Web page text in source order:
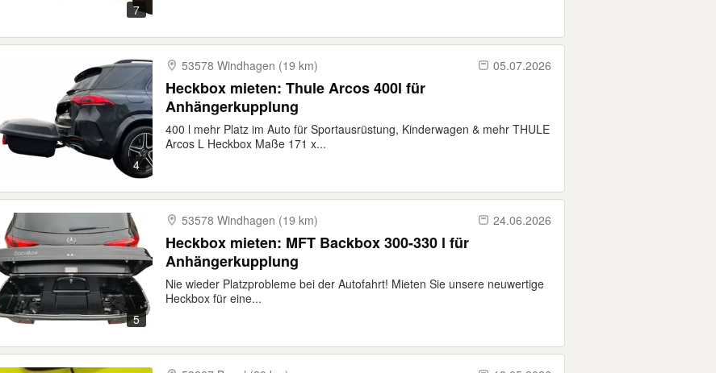
7
4
53578 Windhagen (19 km) 05.07.2026
Heckbox mieten: Thule Arcos 400l für
Anhängerkupplung
400 l mehr Platz im Auto für Sportausrüstung, Kinderwagen & mehr THULE
Arcos L Heckbox Maße 171 x...
5
53578 Windhagen (19 km) 24.06.2026
Heckbox mieten: MFT Backbox 300-330 l für
Anhängerkupplung
Nie wieder Platzprobleme bei der Autofahrt! Mieten Sie unsere neuwertige
Heckbox für eine...